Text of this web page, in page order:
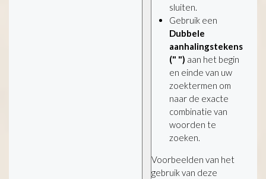
sluiten.
Gebruik een
Dubbele
aanhalingstekens
(" ") aan het begin
en einde van uw
zoektermen om
naar de exacte
combinatie van
woorden te
zoeken.
Voorbeelden van het
gebruik van deze